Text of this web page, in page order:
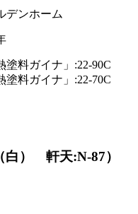
デンホーム
塗料ガイナ」:22-90C
塗料ガイナ」:22-70C
） 軒天:N-87）